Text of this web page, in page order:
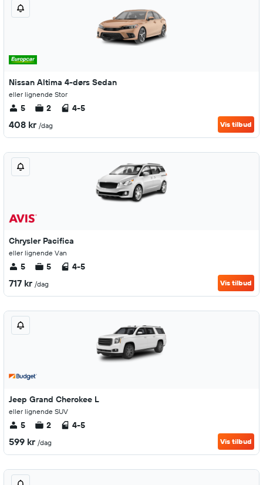
Nissan Altima 4-dørs Sedan
eller lignende Stor
5 2 4-5
408 kr /dag Vis tilbud
Chrysler Pacifica
eller lignende Van
5 5 4-5
717 kr /dag Vis tilbud
Jeep Grand Cherokee L
eller lignende SUV
5 2 4-5
599 kr /dag Vis tilbud